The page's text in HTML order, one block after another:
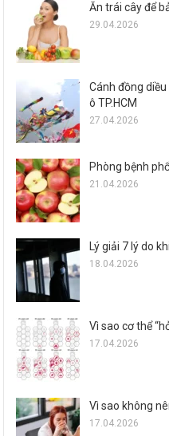
Ăn trái cây để
29.04.2026
Cánh đồng
ô TP.HCM
27.04.2026
Phòng bệnh
21.04.2026
Lý giải 7 lý do
18.04.2026
Vì sao cơ thể
17.04.2026
Vì sao không
17.04.2026